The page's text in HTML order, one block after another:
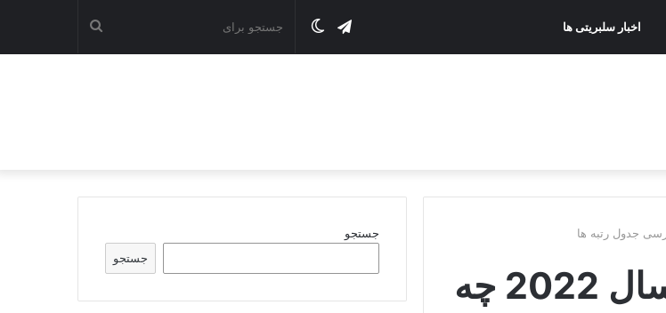
اخبار سلبریتی ها جستجو تغییرتلگرام
قهرمان فرمول یک جهان در سال 2022 چه
جستجو
جستجو